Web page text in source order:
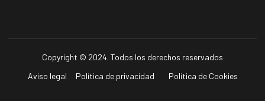
Copyright © 2024. Todos los derechos reservados
Aviso legal
Política de privacidad Política de Cookies